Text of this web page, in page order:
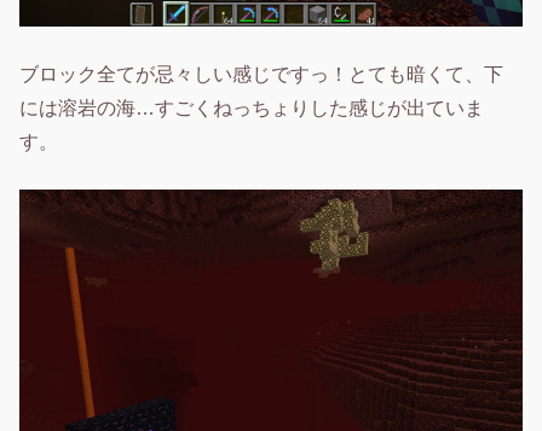
ブロック全てが忌々しい感じですっ！とても暗くて、下
には溶岩の海…すごくねっちょりした感じが出ていま
す。